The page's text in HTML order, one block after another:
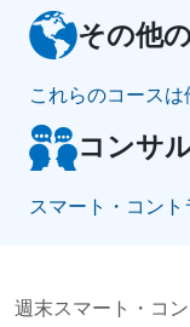
その他
これらのコース
コンサ
スマート・コン
週末スマート・コ